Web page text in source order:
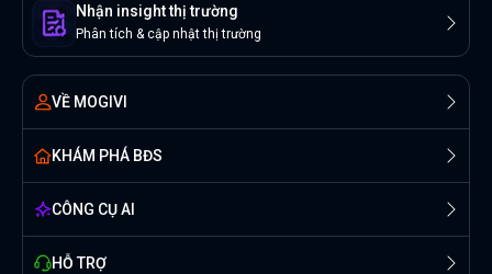
Nhận insight thị trường
Phân tích & cập nhật thị trường
VỀ MOGIVI
KHÁM PHÁ BĐS
CÔNG CỤ AI
HỖ TRỢ